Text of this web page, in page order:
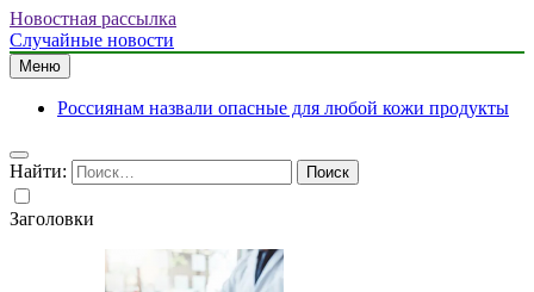
Новостная рассылка
Случайные новости
Меню
Россиянам назвали опасные для любой кожи продукты
Найти:
Заголовки